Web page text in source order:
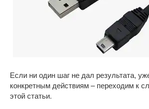
Если ни один шаг не дал результата,
конкретным действиям – переходим к
этой статьи.